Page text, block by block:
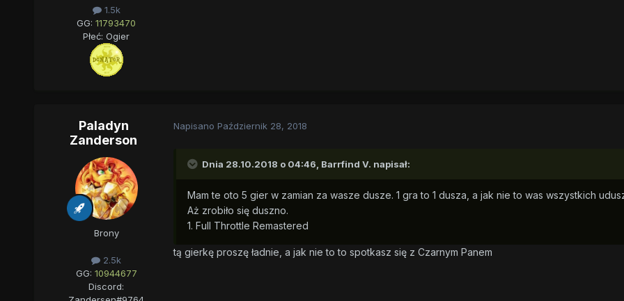
1.5k
GG:11793470
Płeć: Ogier
Paladyn
Zanderson
Brony
2.5k
GG: 10944677
Discord:
Napisano Październik 28, 2018
Dnia 28.10.2018 o 04:46, Barrfind V. napisał:
Mam te oto 5 gier w zamian za wasze dusze. 1 gra to 1 dusza, a jak nie to was wszystkich
Aż zrobiło się duszno.
1. Full Throttle Remastered
tą gierkę proszę ładnie, a jak nie to to spotkasz się z Czarnym Panem